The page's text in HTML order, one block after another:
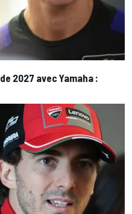
2027 avec Yamaha :